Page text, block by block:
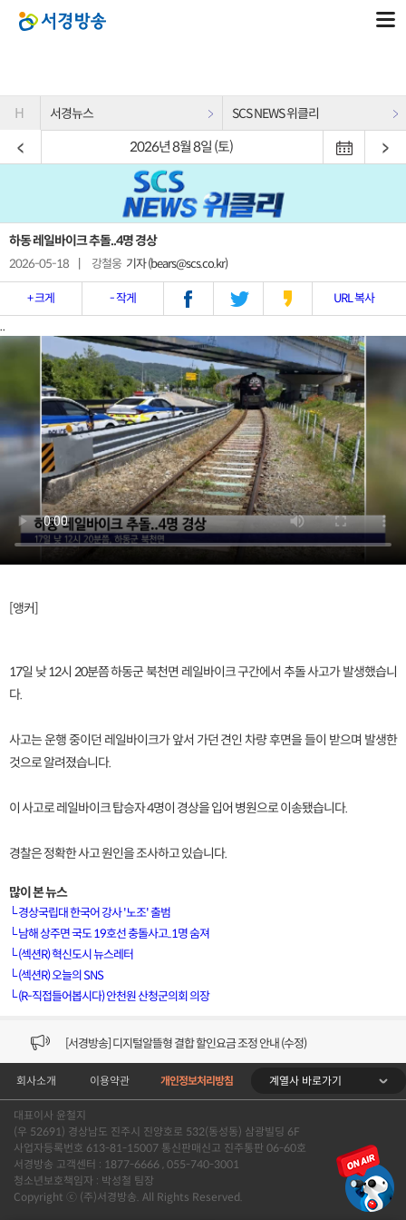
H 서경뉴스 SCS NEWS 위클리
2026년 8월 8일 (토)
하동 레일바이크 추돌..4명 경상
2026-05-18 강철웅 기자 (bears@scs.co.kr)
+ 크게 - 작게 URL 복사
..
[앵커]
17일 낮 12시 20분쯤 하동군 북천면 레일바이크 구간에서 추돌 사고가 발생했습니
다.
사고는 운행 중이던 레일바이크가 앞서 가던 견인 차량 후면을 들이 받으며 발생한
것으로 알려졌습니다.
이 사고로 레일바이크 탑승자 4명이 경상을 입어 병원으로 이송됐습니다.
경찰은 정확한 사고 원인을 조사하고 있습니다.
많이 본 뉴스
└경상국립대 한국어 강사 '노조' 출범
└남해 상주면 국도 19호선 충돌사고..1명 숨져
└(섹션R) 혁신도시 뉴스레터
└(섹션R) 오늘의 SNS
└(R-직접들어봅시다) 안천원 산청군의회 의장
[서경방송] 일부 채널편성 변경 안내의 건 (7/22)
[서경방송] 디지털알뜰형 결합 할인요금 조정 안내 (수정)
[공지] 개인정보처리방침 (Ver2.15) 개정의 건 (7/1)
[서경방송] 일부 채널편성 변경 안내의 건 (7/1)
[VOD공지] 청춘초이스 이용금액 변경 안내
[서경방송] 일부 채널편성 변경 안내의 건 (7/22)
회사소개 이용약관 개인정보처리방침 계열사 바로가기
대표이사 윤철지
(우 52691) 경상남도 진주시 진양호로 532(동성동) 삼광빌딩 6F
사업자등록번호 613-81-15007 통신판매신고 진주통판 06-60호
서경방송 고객센터 : 1877-6666 , 055-740-3001
청소년보호책임자 : 박성철 팀장
Copyright ⓒ (주)서경방송. All Rights Reserved.